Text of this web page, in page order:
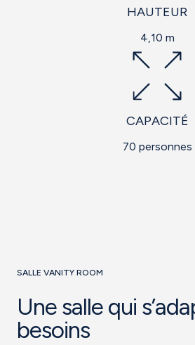
HAUTEUR
4,10 m
CAPACITÉ
70 personnes
SALLE VANITY ROOM
Une salle qui
besoins